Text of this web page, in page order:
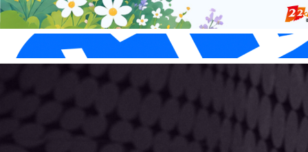
联系我们
13777881988
22科技集团 浙超赞助商
官网宣发
品牌官网
商城零售
LTD方法论